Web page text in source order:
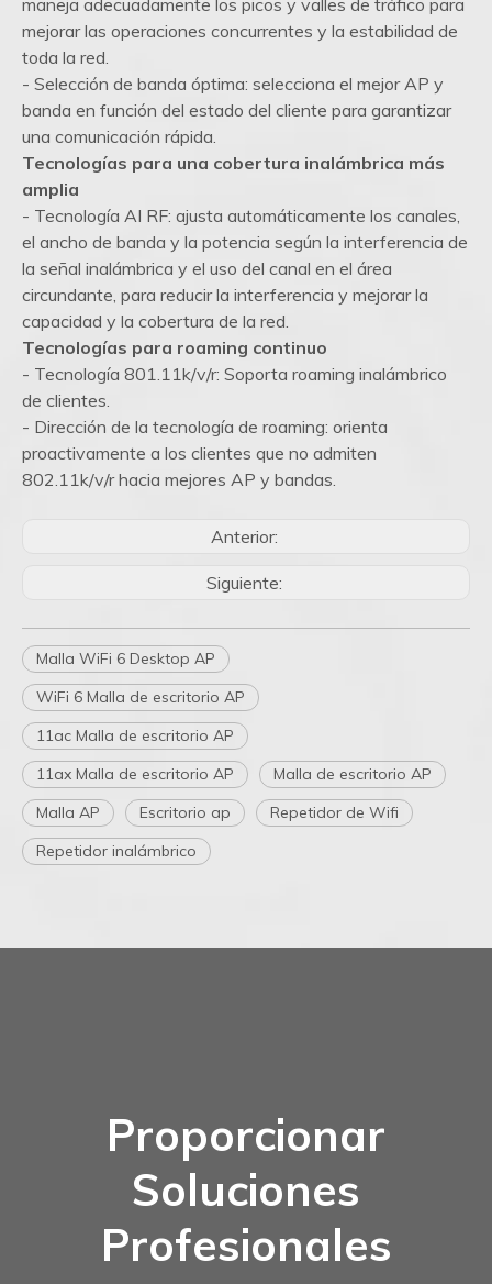
maneja adecuadamente los picos y valles de tráfico para
mejorar las operaciones concurrentes y la estabilidad de
toda la red.
- Selección de banda óptima: selecciona el mejor AP y
banda en función del estado del cliente para garantizar
una comunicación rápida.
Tecnologías para una cobertura inalámbrica más
amplia
- Tecnología AI RF: ajusta automáticamente los canales,
el ancho de banda y la potencia según la interferencia de
la señal inalámbrica y el uso del canal en el área
circundante, para reducir la interferencia y mejorar la
capacidad y la cobertura de la red.
Tecnologías para roaming continuo
- Tecnología 801.11k/v/r: Soporta roaming inalámbrico
de clientes.
- Dirección de la tecnología de roaming: orienta
proactivamente a los clientes que no admiten
802.11k/v/r hacia mejores AP y bandas.
Anterior:
Siguiente:
Malla WiFi 6 Desktop AP
WiFi 6 Malla de escritorio AP
11ac Malla de escritorio AP
11ax Malla de escritorio AP
Malla de escritorio AP
Malla AP
Escritorio ap
Repetidor de Wifi
Repetidor inalámbrico
Proporcionar
Soluciones
Profesionales